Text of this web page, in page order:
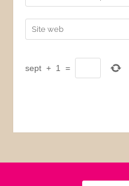
sept + 1 =